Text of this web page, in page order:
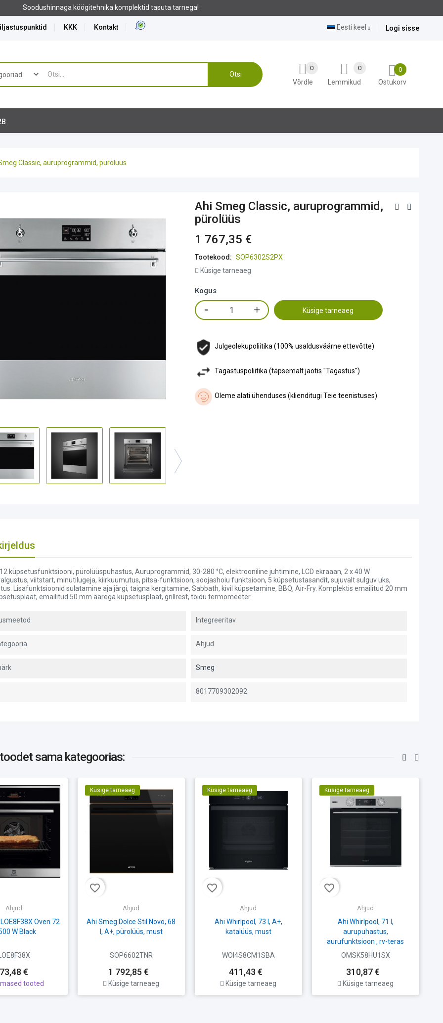
komplektid tasuta tarnega!
KKK
Kontakt
Logi sisse
Eesti keel
Otsi
0
Ostukorv
Lemmikud
0
Võrdle
0
Classic, auruprogrammid, pürolüüs
Ahi Smeg Classic, auruprogrammid,
pürolüüs
1 767,35 €
Tootekood: SOP6302S2PX
Küsige tarneaeg
Kogus
Küsige tarneaeg
Julgeolekupoliitika (100% usaldusväärne ettevõtte)
Tagastuspoliitika (täpsemalt jaotis "Tagastus")
Oleme alati ühenduses (klienditugi Teie teenistuses)
küpsetusfunktsiooni, pürolüüspuhastus, Auruprogrammid, 30-280 °C, elektrooniline juhtimine, LCD ekraaan, 2 x 40 W
viitstart, minutilugeja, kiirkuumutus, pitsa-funktsioon, soojashoiu funktsioon, 5 küpsetustasandit, sujuvalt sulguv uks,
Lisafunktsioonid sulatamine aja järgi, taigna kergitamine, Sabbath, kivil küpsetamine, BBQ, Air-Fry. Komplektis emailitud 20 mm
emailitud 50 mm äärega küpsetusplaat, grillrest, toidu termomeeter.
Integreeritav
Ahjud
Smeg
8017709302092
sama kategoorias:
Ahjud
Oven 72
W Black
LOE8F38X
€
tooted
favorite_border
Küsige tarneaeg
Ahjud
Ahi Smeg Dolce Stil Novo, 68
l, A+, pürolüüs, must
SOP6602TNR
1 792,85 €
Küsige tarneaeg
favorite_border
Küsige tarneaeg
Ahjud
Ahi Whirlpool, 73 l, A+,
katalüüs, must
WOI4S8CM1SBA
411,43 €
Küsige tarneaeg
favorite_border
Küsige tarneaeg
Ahjud
Ahi Whirlpool, 71 l,
aurupuhastus,
aurufunktsioon , rv-teras
OMSK58HU1SX
310,87 €
Küsige tarneaeg